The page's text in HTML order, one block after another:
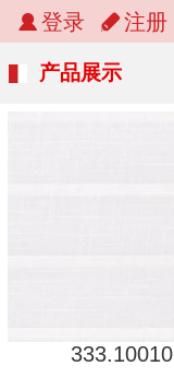
登录 注册
产品展示
333.10010